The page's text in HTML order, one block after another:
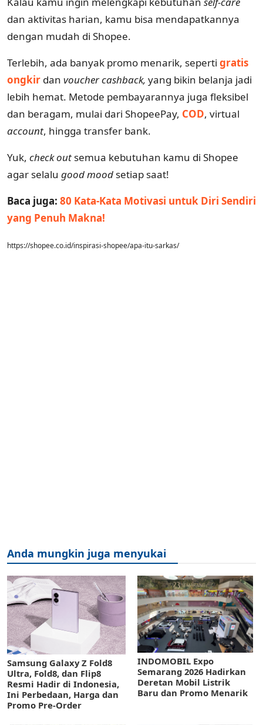
dan aktivitas harian, kamu bisa mendapatkannya
dengan mudah di Shopee.
Terlebih, ada banyak promo menarik, seperti gratis
ongkir dan voucher cashback, yang bikin belanja jadi
lebih hemat. Metode pembayarannya juga fleksibel
dan beragam, mulai dari ShopeePay, COD, virtual
account, hingga transfer bank.
Yuk, check out semua kebutuhan kamu di Shopee
agar selalu good mood setiap saat!
Baca juga: 80 Kata-Kata Motivasi untuk Diri Sendiri
yang Penuh Makna!
https://shopee.co.id/inspirasi-shopee/apa-itu-sarkas/
Anda mungkin juga menyukai
Samsung Galaxy Z Fold8
Ultra, Fold8, dan Flip8
Resmi Hadir di Indonesia,
Ini Perbedaan, Harga dan
Promo Pre-Order
INDOMOBIL Expo
Semarang 2026 Hadirkan
Deretan Mobil Listrik
Baru dan Promo Menarik